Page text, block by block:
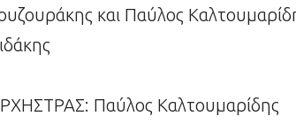
και Παύλος
Παύλος Καλτουμαρίδης